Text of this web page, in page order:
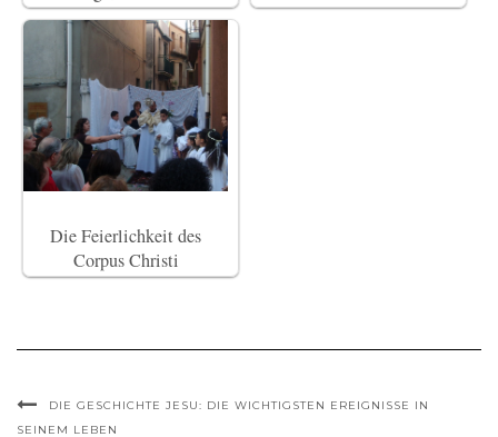
Die Feierlichkeit des
Corpus Christi
DIE GESCHICHTE JESU: DIE WICHTIGSTEN EREIGNISSE IN
SEINEM LEBEN